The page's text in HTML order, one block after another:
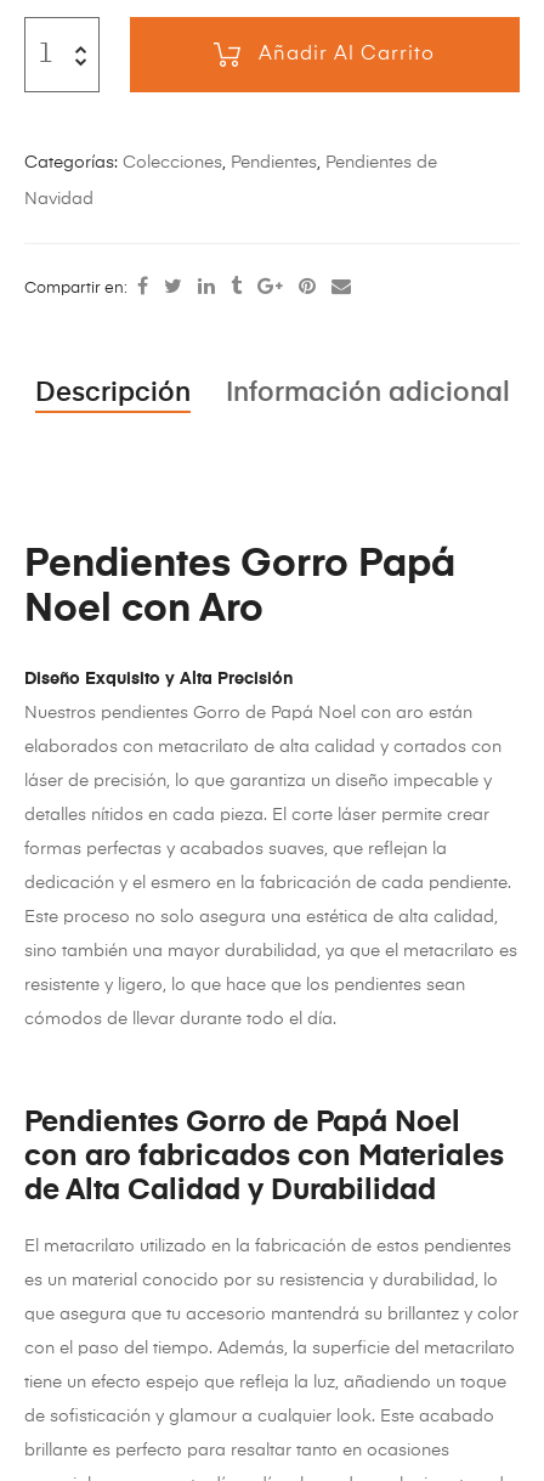
Añadir Al Carrito
Categorías: Colecciones, Pendientes, Pendientes de
Navidad
Compartir en:
Descripción Información adicional
Pendientes Gorro Papá
Noel con Aro
Diseño Exquisito y Alta Precisión
Nuestros pendientes Gorro de Papá Noel con aro están
elaborados con metacrilato de alta calidad y cortados con
láser de precisión, lo que garantiza un diseño impecable y
detalles nítidos en cada pieza. El corte láser permite crear
formas perfectas y acabados suaves, que reflejan la
dedicación y el esmero en la fabricación de cada pendiente.
Este proceso no solo asegura una estética de alta calidad,
sino también una mayor durabilidad, ya que el metacrilato es
resistente y ligero, lo que hace que los pendientes sean
cómodos de llevar durante todo el día.
Pendientes Gorro de Papá Noel
con aro fabricados con Materiales
de Alta Calidad y Durabilidad
El metacrilato utilizado en la fabricación de estos pendientes
es un material conocido por su resistencia y durabilidad, lo
que asegura que tu accesorio mantendrá su brillantez y color
con el paso del tiempo. Además, la superficie del metacrilato
tiene un efecto espejo que refleja la luz, añadiendo un toque
de sofisticación y glamour a cualquier look. Este acabado
brillante es perfecto para resaltar tanto en ocasiones